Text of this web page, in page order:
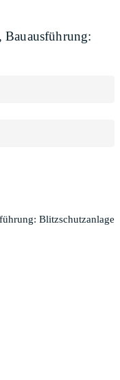
Bauausführung:
Blitzschutzanlage